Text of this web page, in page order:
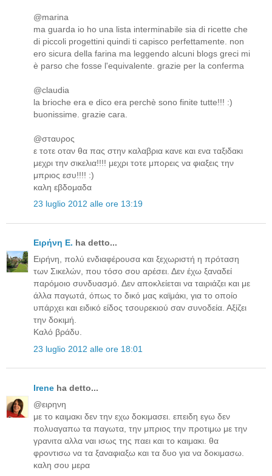
@marina
ma guarda io ho una lista interminabile sia di ricette che
di piccoli progettini quindi ti capisco perfettamente. non
ero sicura della farina ma leggendo alcuni blogs greci mi
è parso che fosse l'equivalente. grazie per la conferma
@claudia
la brioche era e dico era perchè sono finite tutte!!! :)
buonissime. grazie cara.
@σταυρος
ε τοτε οταν θα πας στην καλαβρια κανε και ενα ταξιδακι
μεχρι την σικελια!!!! μεχρι τοτε μπορεις να φιαξεις την
μπριος εσυ!!!! :)
καλη εβδομαδα
23 luglio 2012 alle ore 13:19
Ειρήνη Ε. ha detto...
Ειρήνη, πολύ ενδιαφέρουσα και ξεχωριστή η πρόταση
των Σικελών, που τόσο σου αρέσει. Δεν έχω ξαναδεί
παρόμοιο συνδυασμό. Δεν αποκλείεται να ταιριάζει και με
άλλα παγωτά, όπως το δικό μας καϊμάκι, για το οποίο
υπάρχει και ειδικό είδος τσουρεκιού σαν συνοδεία. Αξίζει
την δοκιμή.
Καλό βράδυ.
23 luglio 2012 alle ore 18:01
Irene ha detto...
@ειρηνη
με το καιμακι δεν την εχω δοκιμασει. επειδη εγω δεν
πολυαγαπω τα παγωτα, την μπριος την προτιμω με την
γρανιτα αλλα ναι ισως της παει και το καιμακι. θα
φροντισω να τα ξαναφιαξω και τα δυο για να δοκιμασω.
καλη σου μερα